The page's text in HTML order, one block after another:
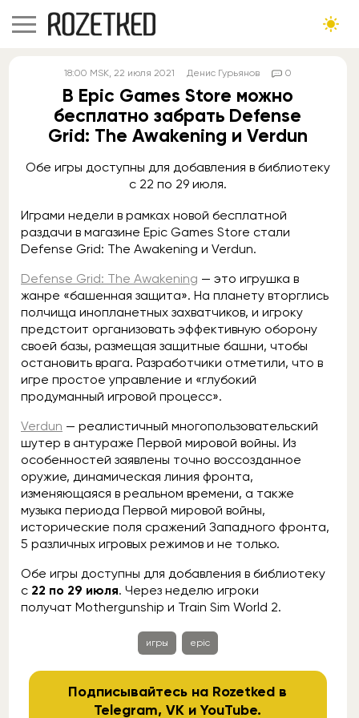
18:00 MSK, 22 июля 2021 Денис Гурьянов 0
В Epic Games Store можно
бесплатно забрать Defense
Grid: The Awakening и Verdun
Обе игры доступны для добавления в библиотеку
с 22 по 29 июля.
Играми недели в рамках новой бесплатной
раздачи в магазине Epic Games Store стали
Defense Grid: The Awakening и Verdun.
Defense Grid: The Awakening — это игрушка в
жанре «башенная защита». На планету вторглись
полчища инопланетных захватчиков, и игроку
предстоит организовать эффективную оборону
своей базы, размещая защитные башни, чтобы
остановить врага. Разработчики отметили, что в
игре простое управление и «глубокий
продуманный игровой процесс».
Verdun — реалистичный многопользовательский
шутер в антураже Первой мировой войны. Из
особенностей заявлены точно воссозданное
оружие, динамическая линия фронта,
изменяющаяся в реальном времени, а также
музыка периода Первой мировой войны,
исторические поля сражений Западного фронта,
5 различных игровых режимов и не только.
Обе игры доступны для добавления в библиотеку
с 22 по 29 июля. Через неделю игроки
получат Mothergunship и Train Sim World 2.
игры epic
Подписывайтесь на Rozetked в
Telegram,VK иYouTube.